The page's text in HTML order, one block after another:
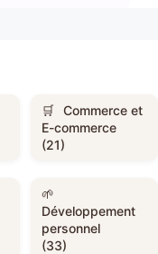
Commerce et
E-commerce
(21)
Développement
personnel
(33)